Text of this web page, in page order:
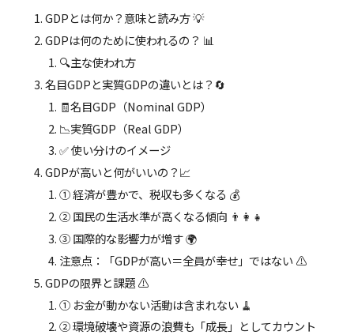
GDPとは何か？意味と読み方 💡
GDPは何のために使われるの？ 📊
🔍主な使われ方
名目GDPと実質GDPの違いとは？🔄
🧾名目GDP（Nominal GDP）
📉実質GDP（Real GDP）
✅ 使い分けのイメージ
GDPが高いと何がいいの？📈
① 経済が豊かで、税収も多くなる 💰
② 国民の生活水準が高くなる傾向 👨‍👩‍👧
③ 国際的な影響力が増す 🌍
注意点：「GDPが高い＝全員が幸せ」ではない ⚠️
GDPの限界と課題 ⚠️
① お金が動かない活動は含まれない 🧹
② 環境破壊や資源の浪費も「成長」としてカウント